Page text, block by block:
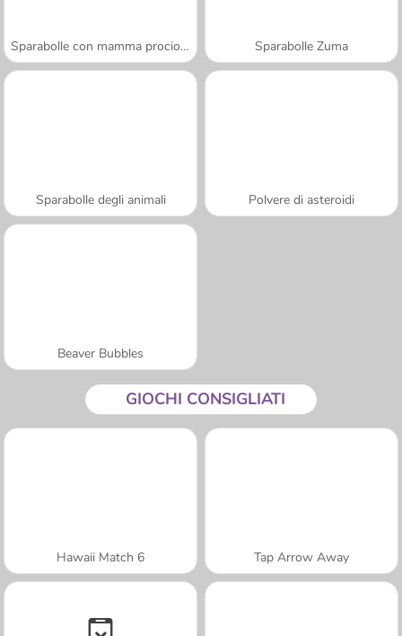
Sparabolle con mamma procione Sparabolle Zuma
Sparabolle degli animali Polvere di asteroidi
Beaver Bubbles
GIOCHI CONSIGLIATI
Hawaii Match 6 Tap Arrow Away